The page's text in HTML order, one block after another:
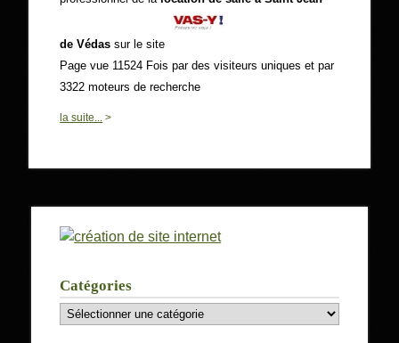
de Védas sur le site
Page vue 11524 Fois par des visiteurs uniques et par
3322 moteurs de recherche
la suite... >
Catégories
Catégories